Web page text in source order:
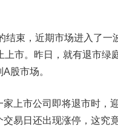
，近期市场进入了一
市。昨日，就有退市绿
股市场。
市公司即将退市时，
易日还出现涨停，这究竟